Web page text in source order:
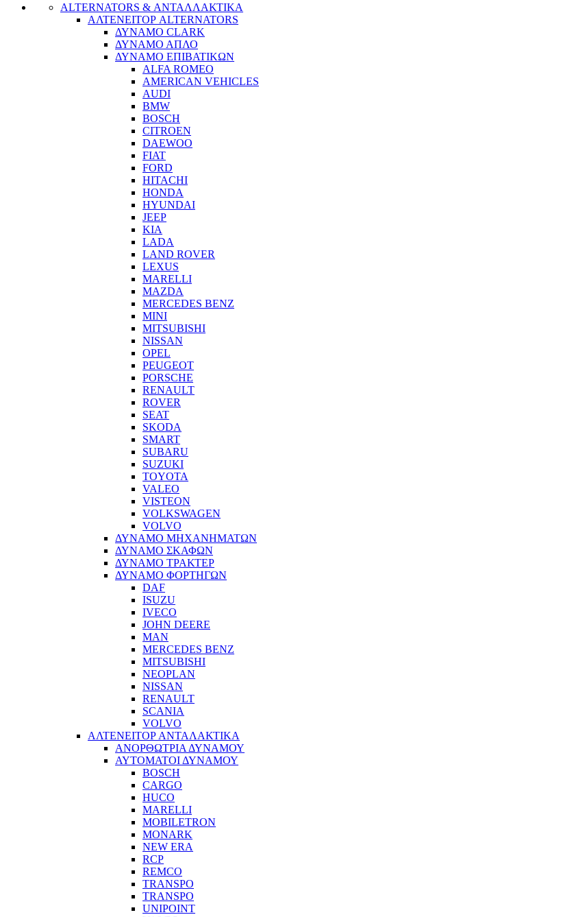
ALTERNATORS & ΑΝΤΑΛΛΑΚΤΙΚΑ
ΑΛΤΕΝΕΙΤΟΡ ALTERNATORS
ΔΥΝΑΜΟ CLARK
ΔΥΝΑΜΟ ΑΠΛΟ
ΔΥΝΑΜΟ ΕΠΙΒΑΤΙΚΩΝ
ALFA ROMEO
AMERICAN VEHICLES
AUDI
BMW
BOSCH
CITROEN
DAEWOO
FIAT
FORD
HITACHI
HONDA
HYUNDAI
JEEP
KIA
LADA
LAND ROVER
LEXUS
MARELLI
MAZDA
MERCEDES BENZ
MINI
MITSUBISHI
NISSAN
OPEL
PEUGEOT
PORSCHE
RENAULT
ROVER
SEAT
SKODA
SMART
SUBARU
SUZUKI
TOYOTA
VALEO
VISTEON
VOLKSWAGEN
VOLVO
ΔΥΝΑΜΟ ΜΗΧΑΝΗΜΑΤΩΝ
ΔΥΝΑΜΟ ΣΚΑΦΩΝ
ΔΥΝΑΜΟ ΤΡΑΚΤΕΡ
ΔΥΝΑΜΟ ΦΟΡΤΗΓΩΝ
DAF
ISUZU
IVECO
JOHN DEERE
MAN
MERCEDES BENZ
MITSUBISHI
NEOPLAN
NISSAN
RENAULT
SCANIA
VOLVO
ΑΛΤΕΝΕΙΤΟΡ ΑΝΤΑΛΑΚΤΙΚΑ
ΑΝΟΡΘΩΤΡΙΑ ΔΥΝΑΜΟΥ
ΑΥΤΟΜΑΤΟΙ ΔΥΝΑΜΟΥ
BOSCH
CARGO
HUCO
MARELLI
MOBILETRON
MONARK
NEW ERA
RCP
REMCO
TRANSPO
TRANSPO
UNIPOINT